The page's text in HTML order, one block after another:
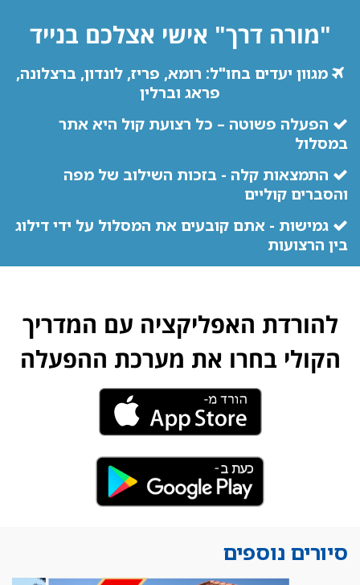
"מורה דרך" אישי אצלכם בנייד
מגוון יעדים בחו"ל: רומא, פריז, לונדון, ברצלונה,
פראג וברלין
הפעלה פשוטה – כל רצועת קול היא אתר
במסלול
התמצאות קלה - בזכות השילוב של מפה
והסברים קוליים
גמישות - אתם קובעים את המסלול על ידי דילוג
בין הרצועות
להורדת האפליקציה עם המדריך
הקולי בחרו את מערכת ההפעלה
סיורים נוספים